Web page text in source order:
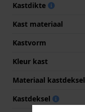
Kastdikte
Kast materiaal
Kastvorm
Kleur kast
Materiaal kastdeksel
Kastdeksel